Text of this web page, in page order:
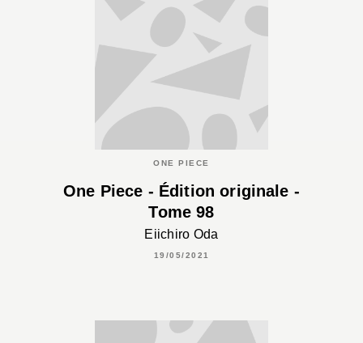
ONE PIECE
One Piece - Édition originale -
Tome 98
Eiichiro Oda
19/05/2021